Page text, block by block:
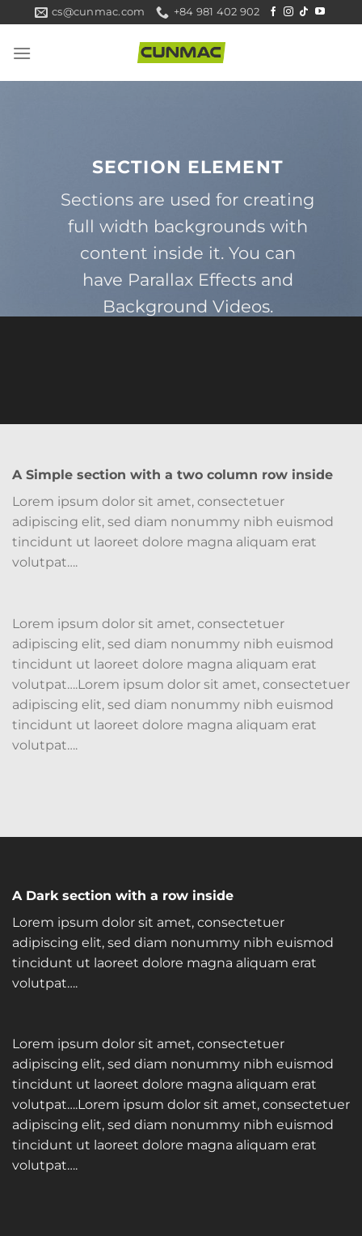
to
content
cs@cunmac.com +84 981 402 902
SECTION ELEMENT
Sections are used for creating
full width backgrounds with
content inside it. You can
have Parallax Effects and
Background Videos.
A Simple section with a two column row inside
Lorem ipsum dolor sit amet, consectetuer
adipiscing elit, sed diam nonummy nibh euismod
tincidunt ut laoreet dolore magna aliquam erat
volutpat….
Lorem ipsum dolor sit amet, consectetuer
adipiscing elit, sed diam nonummy nibh euismod
tincidunt ut laoreet dolore magna aliquam erat
volutpat….Lorem ipsum dolor sit amet, consectetuer
adipiscing elit, sed diam nonummy nibh euismod
tincidunt ut laoreet dolore magna aliquam erat
volutpat….
A Dark section with a row inside
Lorem ipsum dolor sit amet, consectetuer
adipiscing elit, sed diam nonummy nibh euismod
tincidunt ut laoreet dolore magna aliquam erat
volutpat….
Lorem ipsum dolor sit amet, consectetuer
adipiscing elit, sed diam nonummy nibh euismod
tincidunt ut laoreet dolore magna aliquam erat
volutpat….Lorem ipsum dolor sit amet, consectetuer
adipiscing elit, sed diam nonummy nibh euismod
tincidunt ut laoreet dolore magna aliquam erat
volutpat….